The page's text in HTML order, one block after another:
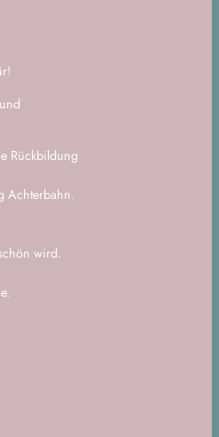
Rückbildung
Achterbahn.
wird.